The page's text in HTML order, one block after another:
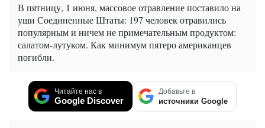
В пятницу, 1 июня, массовое отравление поставило на
уши Соединенные Штаты: 197 человек отравились
популярным и ничем не примечательным продуктом:
салатом-лутуком. Как минимум пятеро американцев
погибли.
Читайте нас в
Google Discover
Добавьте в
источники Google